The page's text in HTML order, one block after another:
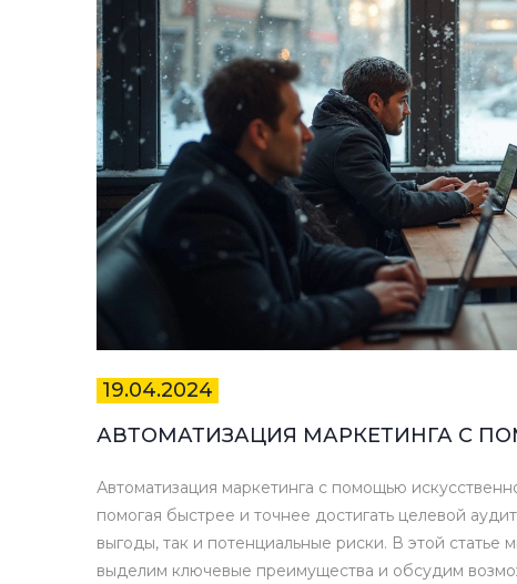
19.04.2024
АВТОМАТИЗАЦИЯ МАРКЕТИНГА С
Автоматизация маркетинга с помощью
помогая быстрее и точнее достигать целевой
выгоды, так и потенциальные риски. В этой
выделим ключевые преимущества и обсудим